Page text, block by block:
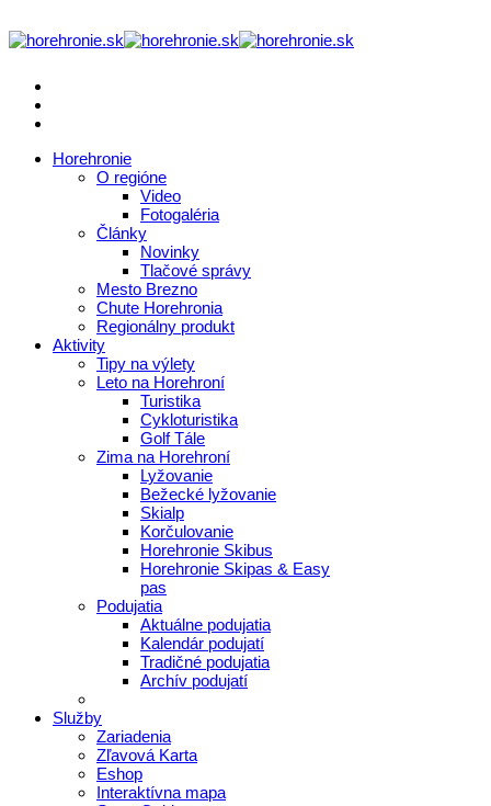
Horehronie
O regióne
Video
Fotogaléria
Články
Novinky
Tlačové správy
Mesto Brezno
Chute Horehronia
Regionálny produkt
Aktivity
Tipy na výlety
Leto na Horehroní
Turistika
Cykloturistika
Golf Tále
Zima na Horehroní
Lyžovanie
Bežecké lyžovanie
Skialp
Korčulovanie
Horehronie Skibus
Horehronie Skipas & Easy
pas
Podujatia
Aktuálne podujatia
Kalendár podujatí
Tradičné podujatia
Archív podujatí
Služby
Zariadenia
Zľavová Karta
Eshop
Interaktívna mapa